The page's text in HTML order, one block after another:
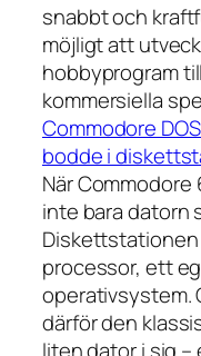
snabbt och
möjligt att
hobbyprogram
kommersiella
Commodore
bodde i
När
inte bara datorn
processor, ett
operativsystem.
därför den